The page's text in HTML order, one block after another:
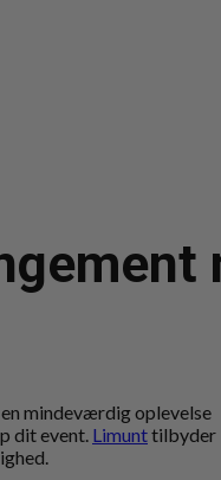
mindeværdig oplevelse
dit event. Limunttilbyder